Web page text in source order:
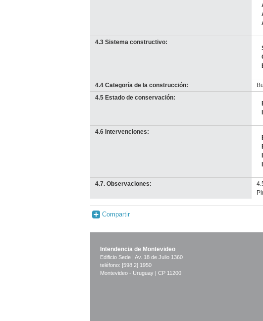
4.3 Sistema constructivo:
4.4 Categoría de la construcción:
4.5 Estado de conservación:
4.6 Intervenciones:
4.7. Observaciones:
Compartir
Intendencia de Montevideo
Edificio Sede | Av. 18 de Julio 1360
teléfono: [598 2] 1950
Montevideo - Uruguay | CP 11200